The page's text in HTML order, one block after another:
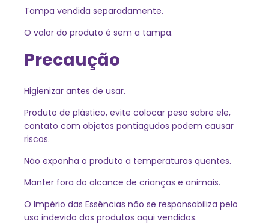
Tampa vendida separadamente.
O valor do produto é sem a tampa.
Precaução
Higienizar antes de usar.
Produto de plástico, evite colocar peso sobre ele,
contato com objetos pontiagudos podem causar
riscos.
Não exponha o produto a temperaturas quentes.
Manter fora do alcance de crianças e animais.
O Império das Essências não se responsabiliza pelo
uso indevido dos produtos aqui vendidos.